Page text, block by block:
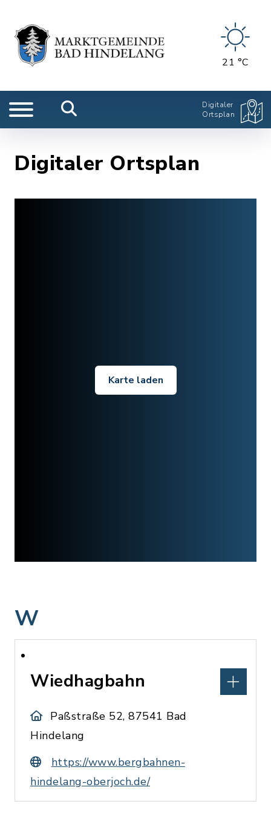
21 °C
Digitaler
Ortsplan
Digitaler Ortsplan
Karte laden
W
Wiedhagbahn
Paßstraße 52, 87541 Bad
Hindelang
https://www.bergbahnen-
hindelang-oberjoch.de/